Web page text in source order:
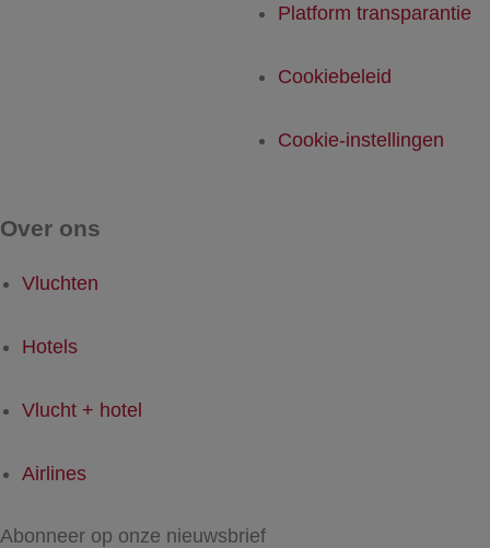
Platform transparantie
Cookiebeleid
Cookie-instellingen
Over ons
Vluchten
Hotels
Vlucht + hotel
Airlines
Abonneer op onze nieuwsbrief